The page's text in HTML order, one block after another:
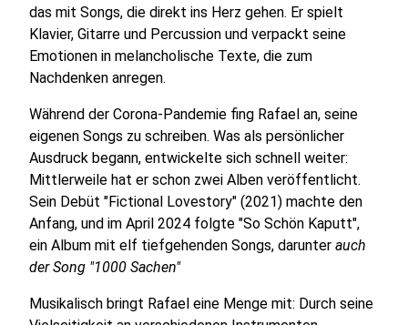
das mit Songs, die direkt ins Herz gehen. Er spielt
Klavier, Gitarre und Percussion und verpackt seine
Emotionen in melancholische Texte, die zum
Nachdenken anregen.
Während der Corona-Pandemie fing Rafael an, seine
eigenen Songs zu schreiben. Was als persönlicher
Ausdruck begann, entwickelte sich schnell weiter:
Mittlerweile hat er schon zwei Alben veröffentlicht.
Sein Debüt "Fictional Lovestory" (2021) machte den
Anfang, und im April 2024 folgte "So Schön Kaputt",
ein Album mit elf tiefgehenden Songs, darunter auch
der Song "1000 Sachen"
Musikalisch bringt Rafael eine Menge mit: Durch seine